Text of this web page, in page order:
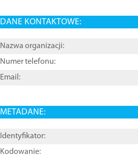
DANE KONTAKTOWE:
Nazwa organizacji:
Numer telefonu:
Email:
METADANE:
Identyfikator:
Kodowanie: